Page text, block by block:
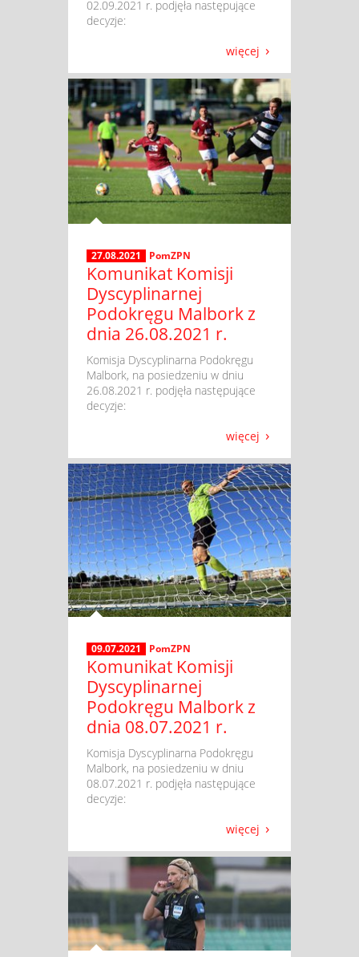
02.09.2021 r. podjęła następujące
decyzje:
więcej
27.08.2021 PomZPN
Komunikat Komisji
Dyscyplinarnej
Podokręgu Malbork z
dnia 26.08.2021 r.
​ Komisja Dyscyplinarna Podokręgu
Malbork, na posiedzeniu w dniu
26.08.2021 r. podjęła następujące
decyzje:
więcej
09.07.2021 PomZPN
Komunikat Komisji
Dyscyplinarnej
Podokręgu Malbork z
dnia 08.07.2021 r.
​ Komisja Dyscyplinarna Podokręgu
Malbork, na posiedzeniu w dniu
08.07.2021 r. podjęła następujące
decyzje:
więcej